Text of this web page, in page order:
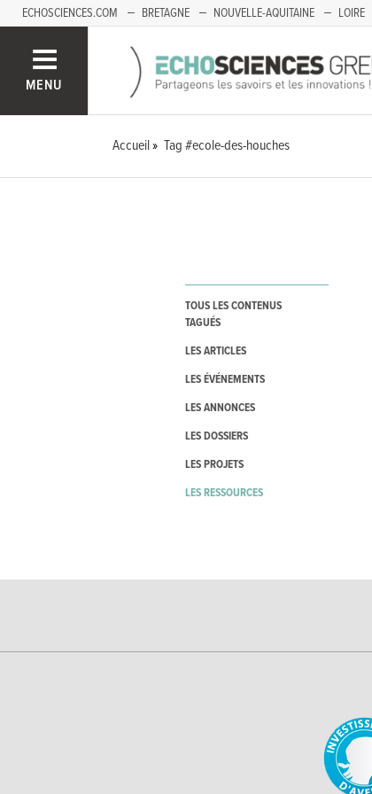
ECHOSCIENCES.COM BRETAGNE NOUVELLE-AQUITAINE LOIRE
MENU
Accueil Tag #ecole-des-houches
TOUS LES CONTENUS
TAGUÉS
LES ARTICLES
LES ÉVÉNEMENTS
LES ANNONCES
LES DOSSIERS
LES PROJETS
LES RESSOURCES